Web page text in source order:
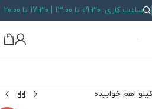
ساعت کاری: 09:30 تا 13:00 | 17:30 تا 20:00